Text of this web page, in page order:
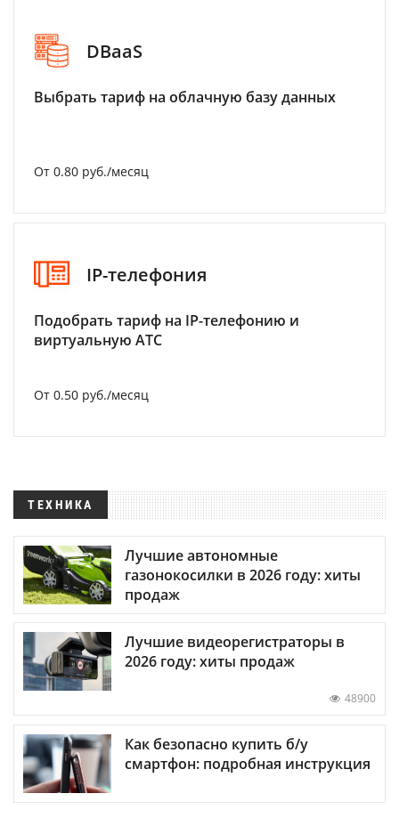
DBaaS
Выбрать тариф на облачную базу данных
От 0.80 руб./месяц
IP-телефония
Подобрать тариф на IP-телефонию и
виртуальную АТС
От 0.50 руб./месяц
ТЕХНИКА
Лучшие автономные
газонокосилки в 2026 году: хиты
продаж
Лучшие видеорегистраторы в
2026 году: хиты продаж
48900
Как безопасно купить б/у
смартфон: подробная инструкция